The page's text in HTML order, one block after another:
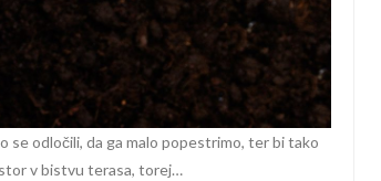
se odločili, da ga malo popestrimo, ter bi tako
v bistvu terasa, torej…